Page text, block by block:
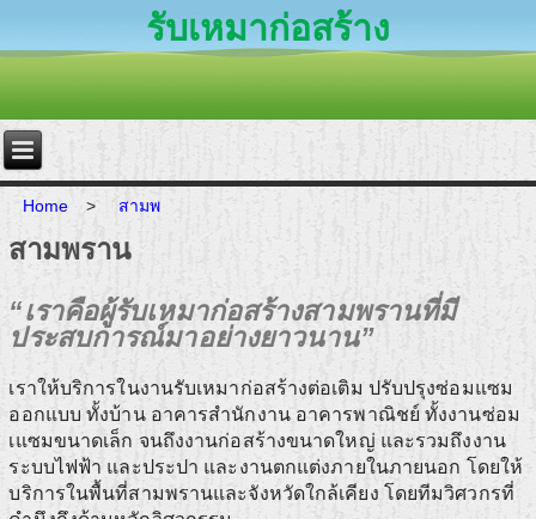
รับเหมาก่อสร้าง
Home > สามพ
สามพราน
“เราคือผู้รับเหมาก่อสร้างสามพรานที่มี
ประสบการณ์มาอย่างยาวนาน”
เราให้บริการในงานรับเหมาก่อสร้างต่อเติม ปรับปรุงซ่อมแซม
ออกแบบ ทั้งบ้าน อาคารสำนักงาน อาคารพาณิชย์ ทั้งงานซ่อม
เแซมขนาดเล็ก จนถึงงานก่อสร้างขนาดใหญ่ และรวมถึงงาน
ระบบไฟฟ้า และประปา และงานตกแต่งภายในภายนอก โดยให้
บริการในพื้นที่สามพรานและจังหวัดใกล้เคียง โดยทีมวิศวกรที่